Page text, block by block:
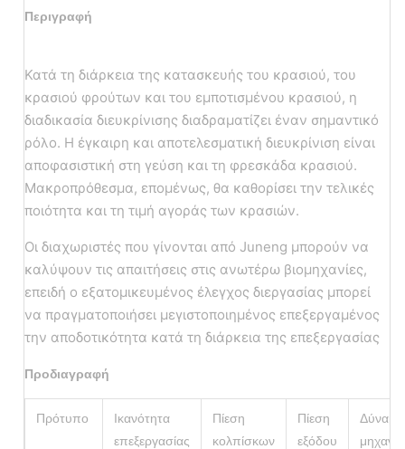
Περιγραφή
Κατά τη διάρκεια της κατασκευής του κρασιού, του
κρασιού φρούτων και του εμποτισμένου κρασιού, η
διαδικασία διευκρίνισης διαδραματίζει έναν σημαντικό
ρόλο. Η έγκαιρη και αποτελεσματική διευκρίνιση είναι
αποφασιστική στη γεύση και τη φρεσκάδα κρασιού.
Μακροπρόθεσμα, επομένως, θα καθορίσει την τελικές
ποιότητα και τη τιμή αγοράς των κρασιών.
Οι διαχωριστές που γίνονται από Juneng μπορούν να
καλύψουν τις απαιτήσεις στις ανωτέρω βιομηχανίες,
επειδή ο εξατομικευμένος έλεγχος διεργασίας μπορεί
να πραγματοποιήσει μεγιστοποιημένος επεξεργαμένος
την αποδοτικότητα κατά τη διάρκεια της επεξεργασίας
Προδιαγραφή
Πρότυπο
Ικανότητα
επεξεργασίας
Πίεση
κολπίσκων
Πίεση
εξόδου
Δύναμη